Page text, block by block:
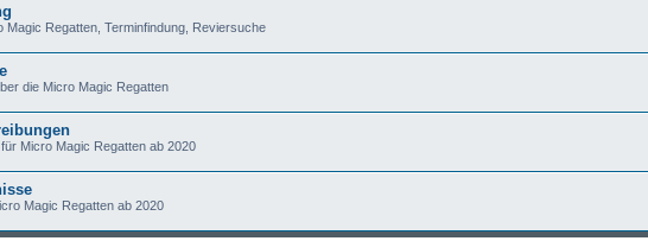
Magic Regatten, Terminfindung, Reviersuche
die Micro Magic Regatten
Micro Magic Regatten ab 2020
Magic Regatten ab 2020